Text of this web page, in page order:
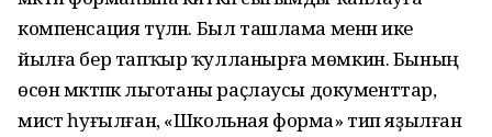
компенсация түләнә. Был ташлама менән ике
йылға бер тапҡыр ҡулланырға мөмкин. Бының
өсөн мәктәпкә льготаны раҫлаусы документтар,
мисәт һуғылған, «Школьная форма» тип яҙылған